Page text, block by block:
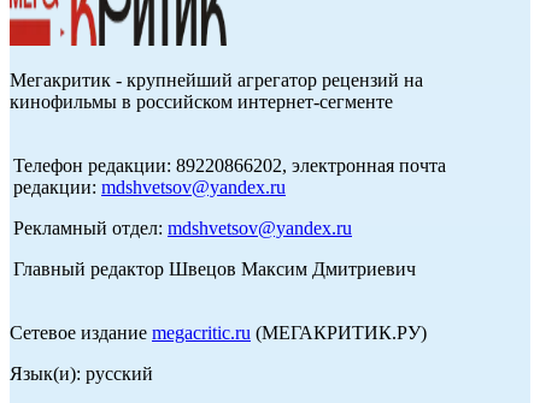
Мегакритик - крупнейший агрегатор рецензий на
кинофильмы в российском интернет-сегменте
Телефон редакции: 89220866202, электронная почта
редакции: mdshvetsov@yandex.ru
Рекламный отдел: mdshvetsov@yandex.ru
Главный редактор Швецов Максим Дмитриевич
Сетевое издание megacritic.ru (МЕГАКРИТИК.РУ)
Язык(и): русский